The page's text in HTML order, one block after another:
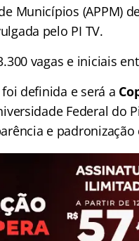
Municípios (APPM)
pelo PI TV.
vagas e iniciais
definida e será a
Federal do
e